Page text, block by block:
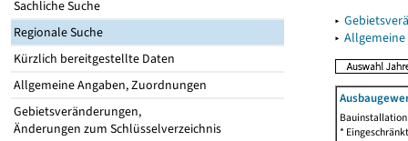
Sachliche Suche
Regionale Suche
Kürzlich bereitgestellte Daten
Allgemeine Angaben, Zuordnungen
Gebietsveränderungen,
Änderungen zum Schlüsselverzeichnis
▸
▸
*